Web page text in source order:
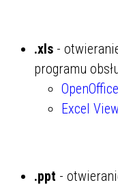
.xls -
programu
OpenOffice
Excel
.ppt -